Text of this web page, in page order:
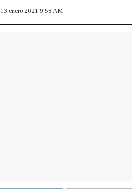
13 enero 2021 9:58 AM